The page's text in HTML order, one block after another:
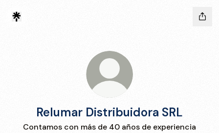
Relumar Distribuidora SRL
Contamos con más de 40 años de experiencia